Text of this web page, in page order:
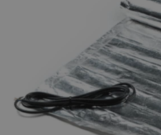
GEREEDSCHAP
gereedschap pakket